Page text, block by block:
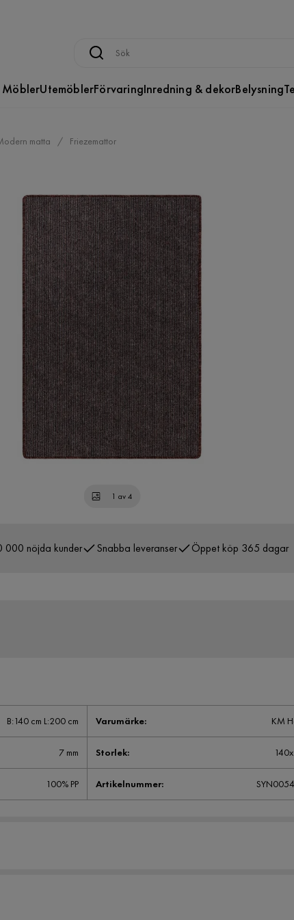
MöblerUtemöblerFörvaringInredning & dekorBelysning
matta Friezemattor
1 av 4
000 nöjda kunder Snabba leveranser Öppet köp 365 dagar
B:140 cm L:200 cm Varumärke: KM
7 mm Storlek:
100% PP Artikelnummer: